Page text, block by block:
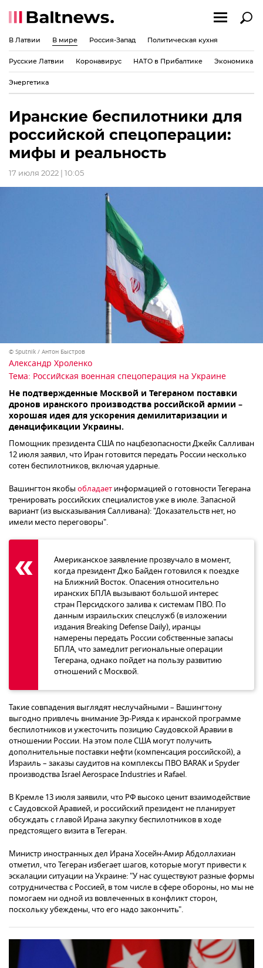
В Латвии В мире Россия-Запад Политическая кухня
Русские Латвии Коронавирус НАТО в Прибалтике Экономика
Энергетика
Иранские беспилотники для
российской спецоперации:
мифы и реальность
17 июля 2022 | 10:05
© Sputnik / Антон Быстров
Александр Хроленко
Тема: Российская военная спецоперация на Украине
Не подтвержденные Москвой и Тегераном поставки
дронов иранского производства российской армии –
хорошая идея для ускорения демилитаризации и
денацификации Украины.
Помощник президента США по нацбезопасности Джейк Салливан
12 июля заявил, что Иран готовится передать России несколько
сотен беспилотников, включая ударные.
Вашингтон якобы обладает информацией о готовности Тегерана
тренировать российских специалистов уже в июле. Запасной
вариант (из высказывания Салливана): "Доказательств нет, но
имели место переговоры".
Американское заявление прозвучало в момент,
когда президент Джо Байден готовился к поездке
на Ближний Восток. Опасения относительно
иранских БПЛА вызывают большой интерес
стран Персидского залива к системам ПВО. По
данным израильских спецслужб (в изложении
издания Breaking Defense Daily), иранцы
намерены передать России собственные запасы
БПЛА, что замедлит региональные операции
Тегерана, однако пойдет на пользу развитию
отношений с Москвой.
Такие совпадения выглядят неслучайными – Вашингтону
выгодно привлечь внимание Эр-Рияда к иранской программе
беспилотников и ужесточить позицию Саудовской Аравии в
отношении России. На этом поле США могут получить
дополнительные поставки нефти (компенсация российской), а
Израиль – заказы саудитов на комплексы ПВО BARAK и Spyder
производства Israel Aerospace Industries и Rafael.
В Кремле 13 июля заявили, что РФ высоко ценит взаимодействие
с Саудовской Аравией, и российский президент не планирует
обсуждать с главой Ирана закупку беспилотников в ходе
предстоящего визита в Тегеран.
Министр иностранных дел Ирана Хосейн-Амир Абдоллахиан
отметил, что Тегеран избегает шагов, которые могут привести к
эскалации ситуации на Украине: "У нас существуют разные формы
сотрудничества с Россией, в том числе в сфере обороны, но мы не
помогаем ни одной из вовлеченных в конфликт сторон,
поскольку убеждены, что его надо закончить".